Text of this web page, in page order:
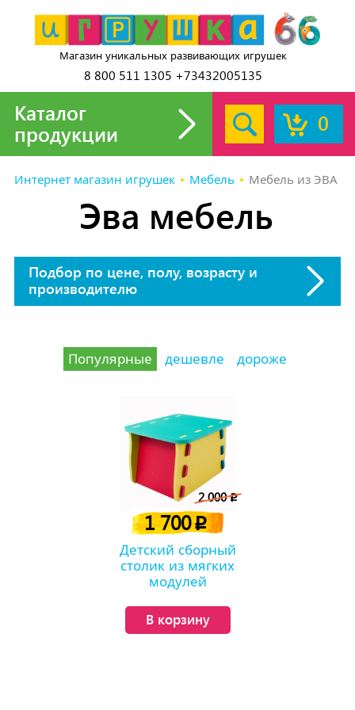
Магазин уникальных развивающих игрушек
8 800 511 1305 +73432005135
0
Каталог
продукции
Интернет магазин игрушек Мебель Мебель из ЭВА
Эва мебель
Подбор по цене, полу, возрасту и
производителю
Популярные дешевле дороже
2 000p
1 700p
Детский сборный
столик из мягких
модулей
В корзину